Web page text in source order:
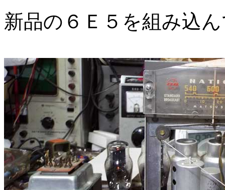
新品の６Ｅ５を組み込